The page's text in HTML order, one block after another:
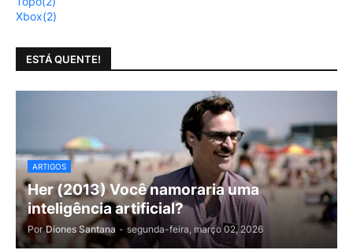
Xbox(2)
ESTÁ QUENTE!
ARTIGOS
Her (2013) Você namoraria uma
inteligência artificial?
Por Diones Santana - segunda-feira, março 02, 2026